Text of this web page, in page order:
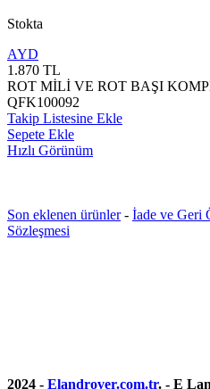
Stokta
AYD
1.870 TL
ROT MİLİ VE ROT BAŞI
QFK100092
Takip Listesine Ekle
Sepete Ekle
Hızlı Görünüm
Son eklenen ürünler- İade ve Geri
Sözleşmesi
2024 - Elandrover.com.tr. - E